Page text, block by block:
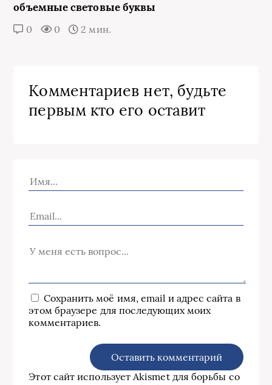
объемные световые буквы
0 0 2 мин.
Комментариев нет, будьте
первым кто его оставит
Сохранить моё имя, email и адрес сайта в
этом браузере для последующих моих
комментариев.
Этот сайт использует Akismet для борьбы со